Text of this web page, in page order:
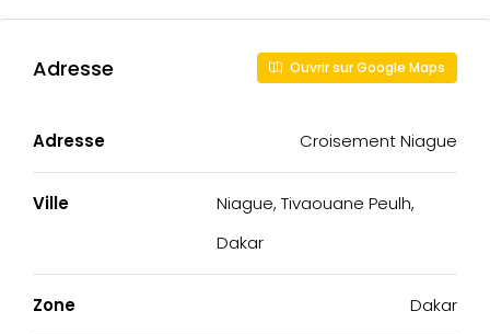
Adresse Ouvrir sur Google Maps
Adresse Croisement Niague
Ville
Niague, Tivaouane Peulh,
Dakar
Zone Dakar